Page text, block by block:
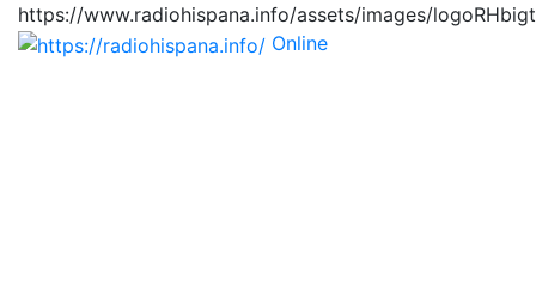
https://www.radiohispana.info/assets/images/
Online